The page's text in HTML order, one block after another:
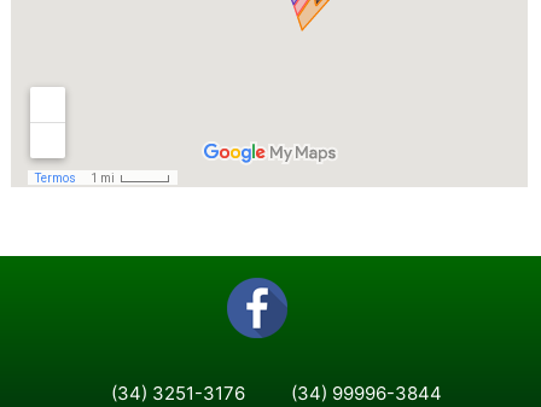
(34) 3251-3176
(34) 99996-3844